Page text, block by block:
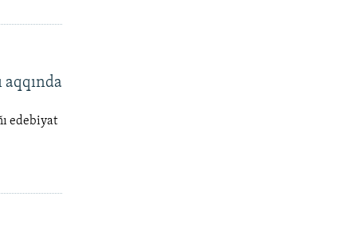
aqqında
edebiyat